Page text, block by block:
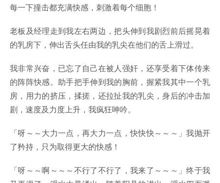
每一下撞击都充满快感，刺激着每个细胞！
老板及经理走到我左右两边，把头伸到我剧烈前后摇晃着
的乳房下，伸出舌头任由我的乳尖在他们的舌上滑过。
我非常兴奋，已忘了自己在被人强奸，还享受着下体传来
的阵阵快感。助手把手伸到我的胸前，握紧我其中一个乳
房，用力的挤压，揉搓，还拉扯我的乳尖，身后的冲击加
剧，速度及力度上升，我疯狂呻吟。
「呀～～大力一点，再大力一点，快快快～～～」我抛开
了矜持，只为取得更大的快感！
「呀～～啊～～～不行了不行了，我来了～～～」终于我